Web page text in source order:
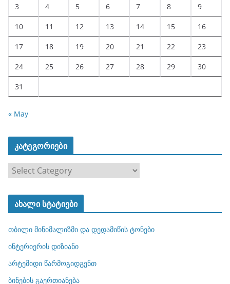
3 4 5 6 7 8 9
10 11 12 13 14 15 16
17 18 19 20 21 22 23
24 25 26 27 28 29 30
31
« May
კატეგორიები
ტ
ო
რ
ახალი სტატიები
თბილი მინიმალიზმი და დედამიწის ტონები
ინტერიერის დიზიანი
არტემიდი წარმოგიდგენთ
ბინების გაერთიანება